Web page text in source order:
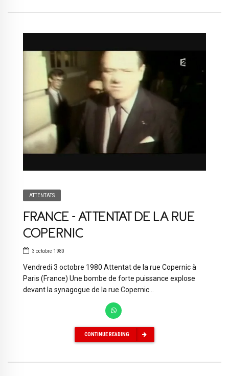
ATTENTATS
FRANCE – ATTENTAT DE LA RUE
COPERNIC
3 octobre 1980
Vendredi 3 octobre 1980 Attentat de la rue Copernic à
Paris (France) Une bombe de forte puissance explose
devant la synagogue de la rue Copernic...
CONTINUE READING